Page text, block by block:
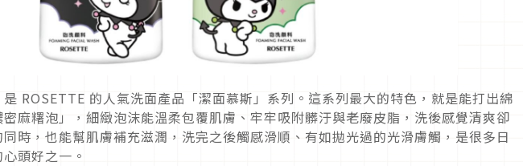
ROSETTE 的人氣洗面產品「潔面慕斯」系列。這系列最大的特色，就是能打出綿
麻糬泡」，細緻泡沫能溫柔包覆肌膚、牢牢吸附髒汙與老廢皮脂，洗後感覺清爽卻
時，也能幫肌膚補充滋潤，洗完之後觸感滑順、有如拋光過的光滑膚觸，是很多日
頭好之一。